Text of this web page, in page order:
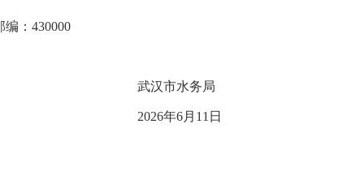
：430000
武汉市水务局
2026年6月11日